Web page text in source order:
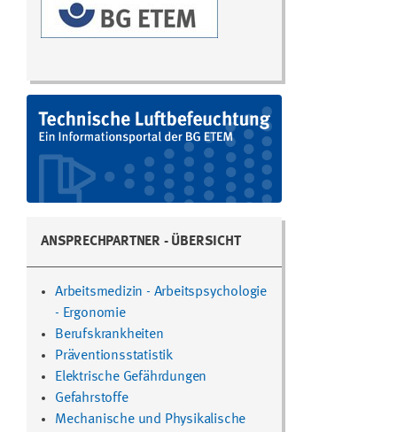
ANSPRECHPARTNER - ÜBERSICHT
Arbeitsmedizin - Arbeitspsychologie
- Ergonomie
Berufskrankheiten
Präventionsstatistik
Elektrische Gefährdungen
Gefahrstoffe
Mechanische und Physikalische